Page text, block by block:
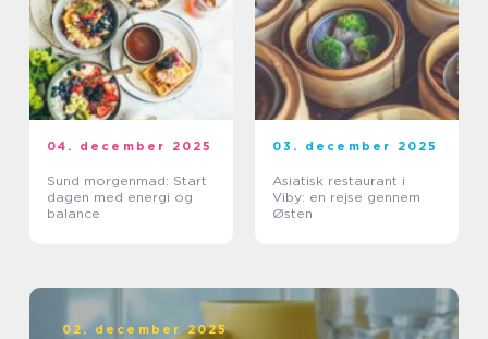
04. december 2025
Sund morgenmad: Start
dagen med energi og
balance
03. december 2025
Asiatisk restaurant i
Viby: en rejse gennem
Østen
02. december 2025